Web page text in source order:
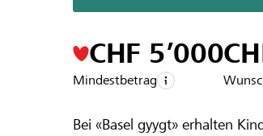
Basel
Ein Projekt aus der
Bei «Basel gyygt» erhalten
CHF 5’000
Mindestbetrag